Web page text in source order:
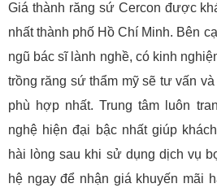
Giá thành răng sứ Cercon được
nhất thành phố Hồ Chí Minh. Bên
ngũ bác sĩ lành nghề, có kinh
trồng răng sứ thẩm mỹ sẽ tư vấn
phù hợp nhất. Trung tâm luôn
nghệ hiện đại bậc nhất giúp
hài lòng sau khi sử dụng dịch vụ
hệ ngay để nhận giá khuyến mãi